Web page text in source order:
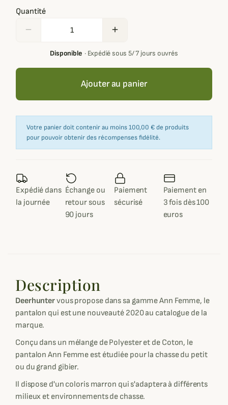
Quantité
remove add
Disponible· Expédié sous 5/ 7 jours ouvrés
Ajouter au panier
Votre panier doit contenir au moins 100,00 € de produits
pour pouvoir obtenir des récompenses fidélité.
Expédié dans
la journée
Échange ou
retour sous
90 jours
Paiement
sécurisé
Paiement en
3 fois dès 100
euros
Description
Deerhuntervous propose dans sa gamme Ann Femme, le
pantalon qui est une nouveauté 2020 au catalogue de la
marque.
Conçu dans un mélange de Polyester et de Coton, le
pantalon Ann Femme est étudiée pour la chasse du petit
ou du grand gibier.
Il dispose d'un coloris marron qui s'adaptera à différents
milieux et environnements de chasse.